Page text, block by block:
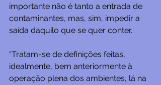
importante não é tanto a entrada de
contaminantes, mas, sim, impedir a
saída daquilo que se quer conter.
“Tratam-se de definições feitas,
idealmente, bem anteriormente à
operação plena dos ambientes, lá na